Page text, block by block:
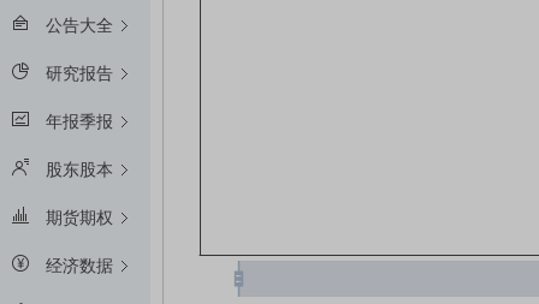
公告大全
研究报告
年报季报
股东股本
期货期权
经济数据